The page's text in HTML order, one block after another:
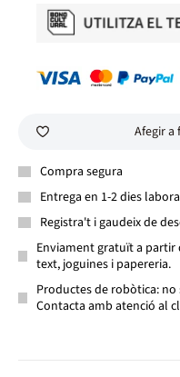
Afegir a
Compra segura
Entrega en 1-2 dies
Registra't i gaudeix de
Enviament gratuït a partir
text, joguines i papereria.
Productes de robòtica:
Contacta amb atenció al